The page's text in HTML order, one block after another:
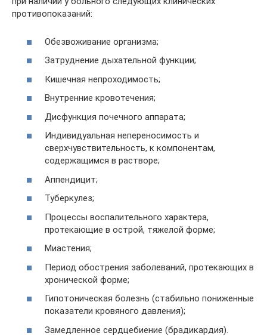
противопоказаний:
Обезвоживание организма;
Затруднение дыхательной функции;
Кишечная непроходимость;
Внутренние кровотечения;
Дисфункция почечного аппарата;
Индивидуальная непереносимость и
сверхчувствительность, к компонентам,
содержащимся в растворе;
Аппендицит;
Туберкулез;
Процессы воспалительного характера,
протекающие в острой, тяжелой форме;
Миастения;
Период обострения заболеваний, протекающих в
хронической форме;
Гипотоническая болезнь (стабильно пониженные
показатели кровяного давления);
Замедленное сердцебиение (брадикардия).